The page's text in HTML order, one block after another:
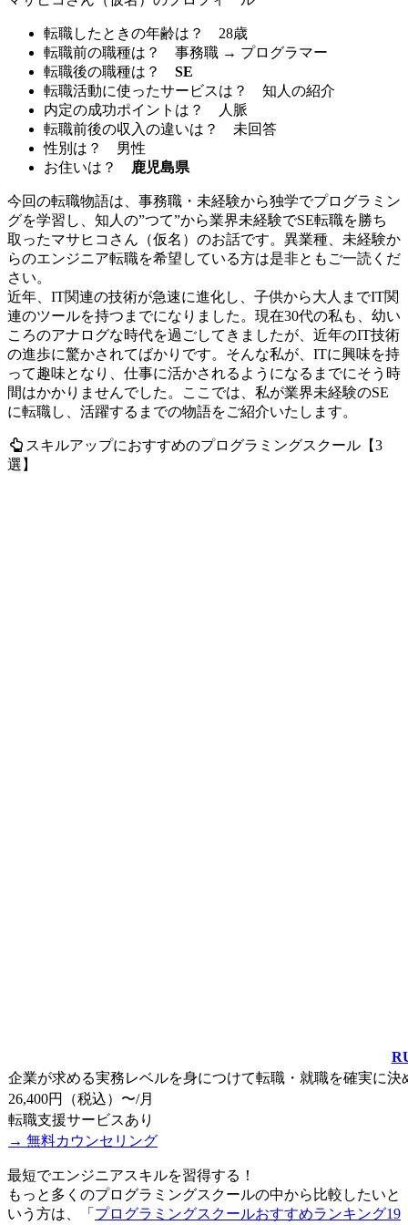
転職したときの年齢は？ 28歳
転職前の職種は？ 事務職 → プログラマー
転職後の職種は？ SE
転職活動に使ったサービスは？ 知人の紹介
内定の成功ポイントは？
人脈
転職前後の収入の違いは？ 未回答
性別は？ 男性
お住いは？
鹿児島県
今回の転職物語は、事務職・未経験から独学でプログラミン
グを学習し、知人の”つて”から業界未経験でSE転職を勝ち
取ったマサヒコさん（仮名）のお話です。異業種、未経験か
らのエンジニア転職を希望している方は是非ともご一読くだ
さい。
近年、IT関連の技術が急速に進化し、子供から大人までIT関
連のツールを持つまでになりました。現在30代の私も、幼い
ころのアナログな時代を過ごしてきましたが、近年のIT技術
の進歩に驚かされてばかりです。そんな私が、ITに興味を持
って趣味となり、仕事に活かされるようになるまでにそう時
間はかかりませんでした。ここでは、私が業界未経験のSE
に転職し、活躍するまでの物語をご紹介いたします。
スキルアップにおすすめのプログラミングスクール【3
選】
企業が求める実務レベルを身につけて転職・就職を確実に決
26,400円（税込）〜/月
転職支援サービスあり
→ 無料カウンセリング
最短でエンジニアスキルを習得する！
もっと多くのプログラミングスクールの中から比較したいと
いう方は、「 プログラミングスクールおすすめランキング19